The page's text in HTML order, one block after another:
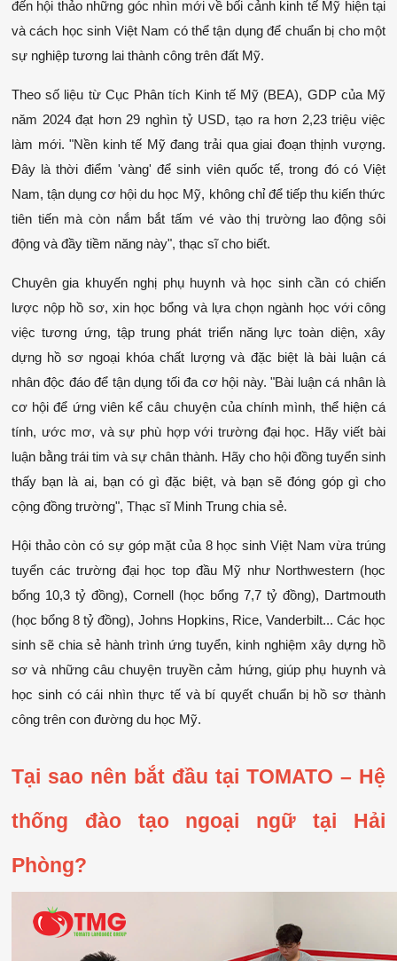
đến hội thảo những góc nhìn mới về bối cảnh kinh tế Mỹ hiện tại
và cách học sinh Việt Nam có thể tận dụng để chuẩn bị cho một
sự nghiệp tương lai thành công trên đất Mỹ.
Theo số liệu từ Cục Phân tích Kinh tế Mỹ (BEA), GDP của Mỹ
năm 2024 đạt hơn 29 nghìn tỷ USD, tạo ra hơn 2,23 triệu việc
làm mới. "Nền kinh tế Mỹ đang trải qua giai đoạn thịnh vượng.
Đây là thời điểm 'vàng' để sinh viên quốc tế, trong đó có Việt
Nam, tận dụng cơ hội du học Mỹ, không chỉ để tiếp thu kiến thức
tiên tiến mà còn nắm bắt tấm vé vào thị trường lao động sôi
động và đầy tiềm năng này", thạc sĩ cho biết.
Chuyên gia khuyến nghị phụ huynh và học sinh cần có chiến
lược nộp hồ sơ, xin học bổng và lựa chọn ngành học với công
việc tương ứng, tập trung phát triển năng lực toàn diện, xây
dựng hồ sơ ngoại khóa chất lượng và đặc biệt là bài luận cá
nhân độc đáo để tận dụng tối đa cơ hội này. "Bài luận cá nhân là
cơ hội để ứng viên kể câu chuyện của chính mình, thể hiện cá
tính, ước mơ, và sự phù hợp với trường đại học. Hãy viết bài
luận bằng trái tim và sự chân thành. Hãy cho hội đồng tuyển sinh
thấy bạn là ai, bạn có gì đặc biệt, và bạn sẽ đóng góp gì cho
cộng đồng trường", Thạc sĩ Minh Trung chia sẻ.
Hội thảo còn có sự góp mặt của 8 học sinh Việt Nam vừa trúng
tuyển các trường đại học top đầu Mỹ như Northwestern (học
bổng 10,3 tỷ đồng), Cornell (học bổng 7,7 tỷ đồng), Dartmouth
(học bổng 8 tỷ đồng), Johns Hopkins, Rice, Vanderbilt... Các học
sinh sẽ chia sẻ hành trình ứng tuyển, kinh nghiệm xây dựng hồ
sơ và những câu chuyện truyền cảm hứng, giúp phụ huynh và
học sinh có cái nhìn thực tế và bí quyết chuẩn bị hồ sơ thành
công trên con đường du học Mỹ.
Tại sao nên bắt đầu tại TOMATO – Hệ
thống đào tạo ngoại ngữ tại Hải
Phòng?